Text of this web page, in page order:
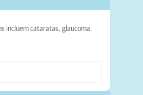
incluem cataratas, glaucoma,